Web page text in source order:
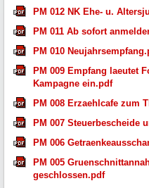
PM 012 NK Ehe- u.
PM 011 Ab sofort
PM 010
PM 009 Empfang laeutet
Kampagne ein.pdf
PM 008 Erzaehlcafe zum
PM 007 Steuerbescheide
PM 006
PM 005
geschlossen.pdf